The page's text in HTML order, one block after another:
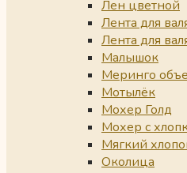
Лен цветной
Лента для
Лента для
Малышок
Меринго
Мотылёк
Мохер Голд
Мохер с
Мягкий
Околица